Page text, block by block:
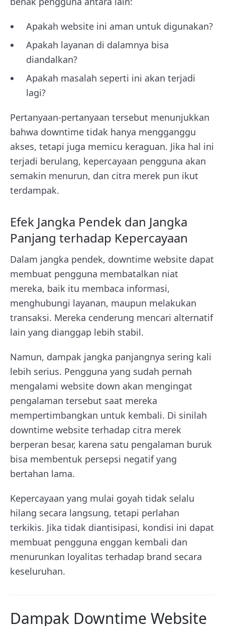
Apakah website ini aman untuk digunakan?
Apakah layanan di dalamnya bisa
diandalkan?
Apakah masalah seperti ini akan terjadi
lagi?
Pertanyaan-pertanyaan tersebut menunjukkan
bahwa downtime tidak hanya mengganggu
akses, tetapi juga memicu keraguan. Jika hal ini
terjadi berulang, kepercayaan pengguna akan
semakin menurun, dan citra merek pun ikut
terdampak.
Efek Jangka Pendek dan Jangka
Panjang terhadap Kepercayaan
Dalam jangka pendek, downtime website dapat
membuat pengguna membatalkan niat
mereka, baik itu membaca informasi,
menghubungi layanan, maupun melakukan
transaksi. Mereka cenderung mencari alternatif
lain yang dianggap lebih stabil.
Namun, dampak jangka panjangnya sering kali
lebih serius. Pengguna yang sudah pernah
mengalami website down akan mengingat
pengalaman tersebut saat mereka
mempertimbangkan untuk kembali. Di sinilah
downtime website terhadap citra merek
berperan besar, karena satu pengalaman buruk
bisa membentuk persepsi negatif yang
bertahan lama.
Kepercayaan yang mulai goyah tidak selalu
hilang secara langsung, tetapi perlahan
terkikis. Jika tidak diantisipasi, kondisi ini dapat
membuat pengguna enggan kembali dan
menurunkan loyalitas terhadap brand secara
keseluruhan.
Dampak Downtime Website